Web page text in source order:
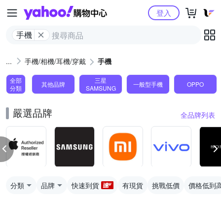
Yahoo購物中心
手機
登入
手機/相機/耳機/穿戴 手機
全部
分類
其他品牌
三星
SAMSUNG
一般型手機 OPPO
嚴選品牌 全品牌列表
分類 品牌 快速到貨 有現貨 挑戰低價 價格低到